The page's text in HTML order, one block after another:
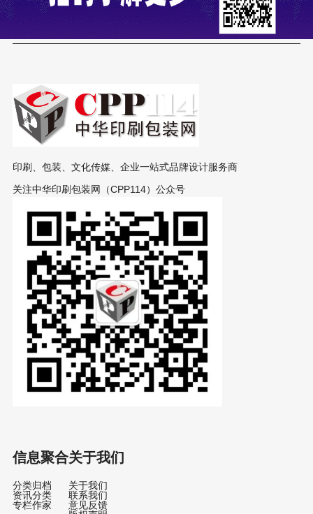
印刷、包装、文化传媒、企业一站式品牌设计服务商
关注中华印刷包装网（CPP114）公众号
信息聚合
分类归档
资讯分类
专栏作家
关于我们
关于我们
联系我们
意见反馈